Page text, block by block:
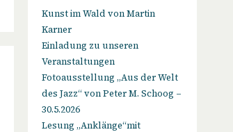
Kunst im Wald von Martin
Karner
Einladung zu unseren
Veranstaltungen
Fotoausstellung „Aus der Welt
des Jazz“ von Peter M. Schoog –
30.5.2026
Lesung „Anklänge“mit